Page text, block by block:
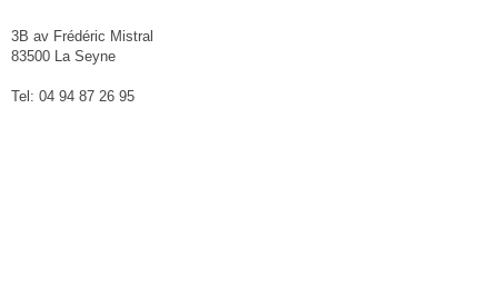
3B av Frédéric Mistral
83500 La Seyne
Tel: 04 94 87 26 95